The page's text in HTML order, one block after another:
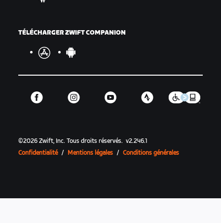
TÉLÉCHARGER ZWIFT COMPANION
©2026 Zwift, Inc.Tous droits réservés. v2.246.1
Confidentialité / Mentions légales / Conditions générales